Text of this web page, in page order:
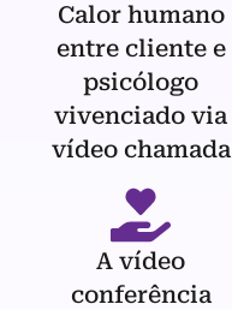
Calor humano
entre cliente e
psicólogo
vivenciado via
vídeo chamada
A vídeo
conferência